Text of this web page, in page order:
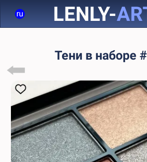
ru LENLY-
Тени в наборе